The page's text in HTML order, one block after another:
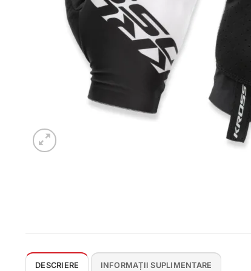
DESCRIERE INFORMAȚII SUPLIMENTARE